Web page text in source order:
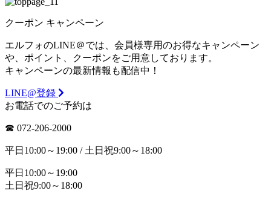
クーポン キャンペーン
エルフォのLINE＠では、会員様専用のお得なキャンペーン
や、ポイント、クーポンをご用意しております。
キャンペーンの最新情報も配信中！
LINE@登録
お電話でのご予約は
☎︎ 072-206-2000
平日10:00～19:00 / 土日祝9:00～18:00
平日10:00～19:00
土日祝9:00～18:00